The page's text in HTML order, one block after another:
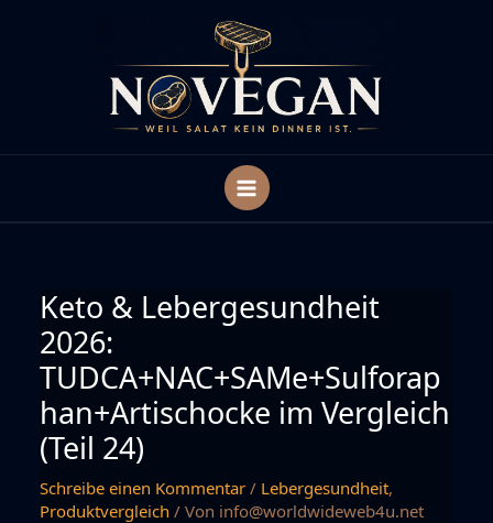
Keto & Lebergesundheit
2026:
TUDCA+NAC+SAMe+Sulforap
han+Artischocke im Vergleich
(Teil 24)
Schreibe einen Kommentar / Lebergesundheit,
Produktvergleich / Von info@worldwideweb4u.net